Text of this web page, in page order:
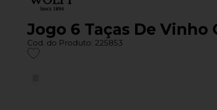
Jogo 6 Taças De
Cod. do Produto: 225853